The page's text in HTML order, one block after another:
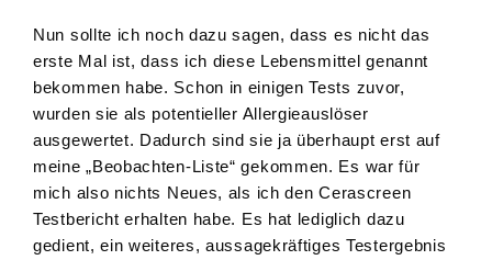
Nun sollte ich noch dazu sagen, dass es nicht das
erste Mal ist, dass ich diese Lebensmittel genannt
bekommen habe. Schon in einigen Tests zuvor,
wurden sie als potentieller Allergieauslöser
ausgewertet. Dadurch sind sie ja überhaupt erst auf
meine „Beobachten-Liste“ gekommen. Es war für
mich also nichts Neues, als ich den Cerascreen
Testbericht erhalten habe. Es hat lediglich dazu
gedient, ein weiteres, aussagekräftiges Testergebnis